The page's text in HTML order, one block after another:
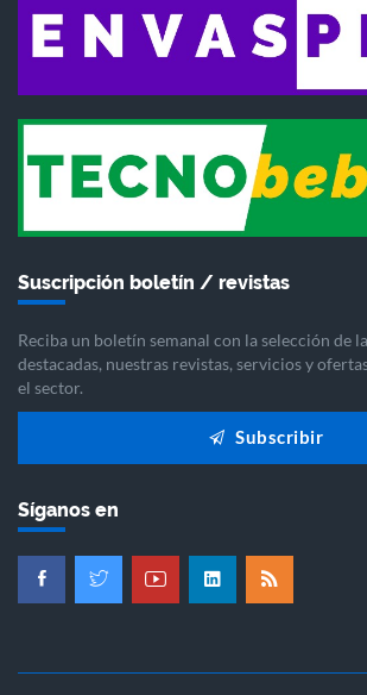
Suscripción boletín / revistas
Reciba un boletín semanal con la selección de
destacadas, nuestras revistas, servicios y
el sector.
Subscribir
Síganos en